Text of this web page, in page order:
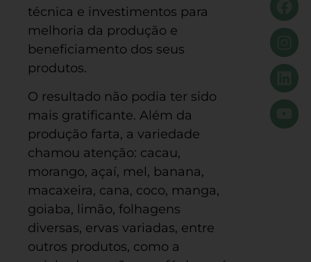
técnica e investimentos para
melhoria da produção e
beneficiamento dos seus
produtos.
O resultado não podia ter sido
mais gratificante. Além da
produção farta, a variedade
chamou atenção: cacau,
morango, açaí, mel, banana,
macaxeira, cana, coco, manga,
goiaba, limão, folhagens
diversas, ervas variadas, entre
outros produtos, como a